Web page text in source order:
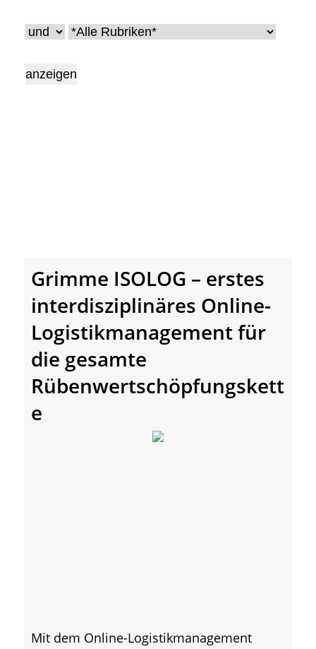
• Messen und Veranstaltungen
• Agritechnica Neuheiten Archiv
Grimme ISOLOG – erstes
interdisziplinäres Online-
Logistikmanagement für
die gesamte
Rübenwertschöpfungskett
e
Mit dem Online-Logistikmanagement